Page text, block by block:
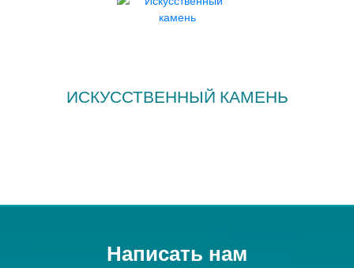
ИСКУССТВЕННЫЙ КАМЕНЬ
Написать нам